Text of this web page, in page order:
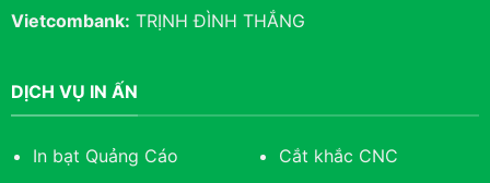
Vietcombank: TRỊNH ĐÌNH THẮNG
DỊCH VỤ IN ẤN
In bạt Quảng Cáo
Cắt khắc CNC